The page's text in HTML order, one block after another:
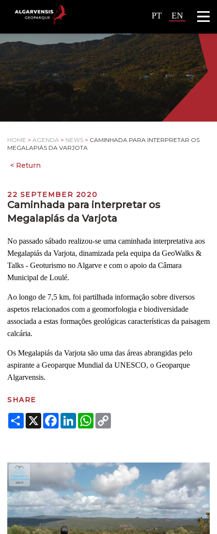
PT EN
HOME > AGENDA > NEWS > CAMINHADA PARA INTERPRETAR OS
MEGALAPIÁS DA VARJOTA
22 SEPTEMBER 2020
Caminhada para interpretar os
Megalapiás da Varjota
No passado sábado realizou-se uma caminhada interpretativa aos
Megalapiás da Varjota, dinamizada pela equipa da GeoWalks &
Talks - Geoturismo no Algarve e com o apoio da Câmara
Municipal de Loulé.
Ao longo de 7,5 km, foi partilhada informação sobre diversos
aspetos relacionados com a geomorfologia e biodiversidade
associada a estas formações geológicas características da paisagem
calcária.
Os Megalapiás da Varjota são uma das áreas abrangidas pelo
aspirante a Geoparque Mundial da UNESCO, o Geoparque
Algarvensis.
SHARE
Share
X Facebook
LinkedInWhatsApp